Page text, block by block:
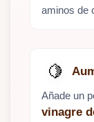
aminos de
🍋
Añade un
vinagre